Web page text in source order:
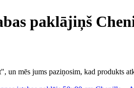
paklājiņš
un mēs jums paziņosim, kad produkts